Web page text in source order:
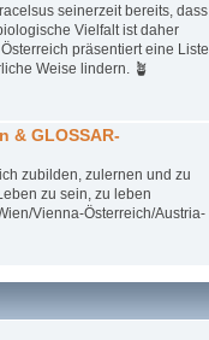
seinerzeit bereits, dass
Vielfalt ist daher
präsentiert eine Liste
Weise lindern. 🪴
& GLOSSAR-
zubilden, zulernen und zu
zu sein, zu leben
Vienna-Österreich/Austria-